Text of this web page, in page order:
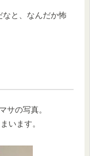
と、なんだか怖
サの写真。
います。